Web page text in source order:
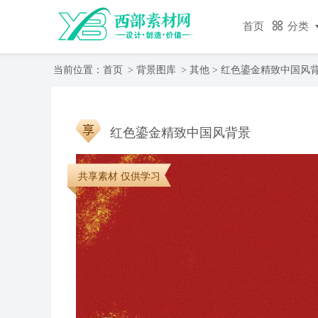
首页 分类
当前位置： 首页 > 背景图库 > 其他 > 红色鎏金精致中国风
共享素材 仅供学习
红色鎏金精致中国风背景